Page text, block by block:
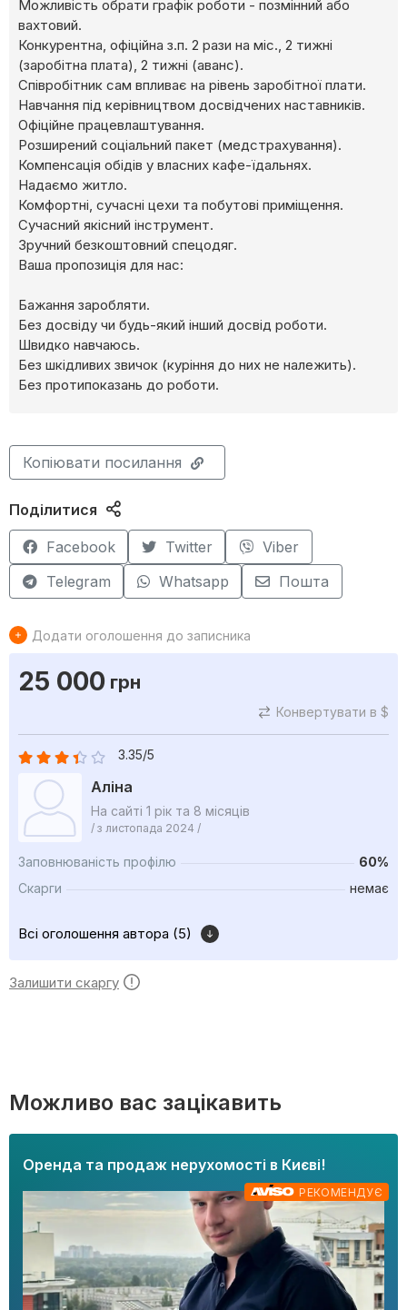
Можливість обрати графік роботи - позмінний або
вахтовий.
Конкурентна, офіційна з.п. 2 рази на міс., 2 тижні
(заробітна плата), 2 тижні (аванс).
Співробітник сам впливає на рівень заробітної плати.
Навчання під керівництвом досвідчених наставників.
Офіційне працевлаштування.
Розширений соціальний пакет (медстрахування).
Компенсація обідів у власних кафе-їдальнях.
Надаємо житло.
Комфортні, сучасні цехи та побутові приміщення.
Сучасний якісний інструмент.
Зручний безкоштовний спецодяг.
Ваша пропозиція для нас:
Бажання заробляти.
Без досвіду чи будь-який інший досвід роботи.
Швидко навчаюсь.
Без шкідливих звичок (куріння до них не належить).
Без протипоказань до роботи.
Копіювати посилання
Поділитися
Facebook Twitter
Viber
Telegram
Whatsapp Пошта
Додати оголошення до записника
25 000 грн
Конвертувати в $
3.35/5
Аліна
На сайті 1 рік та 8 місяців
/ з листопада 2024 /
Заповнюваність профілю
60%
Скарги
немає
Всі оголошення автора (5)
Залишити скаргу
Можливо вас зацікавить
Оренда та продаж нерухомості в Києві!
РЕКОМЕНДУЄ